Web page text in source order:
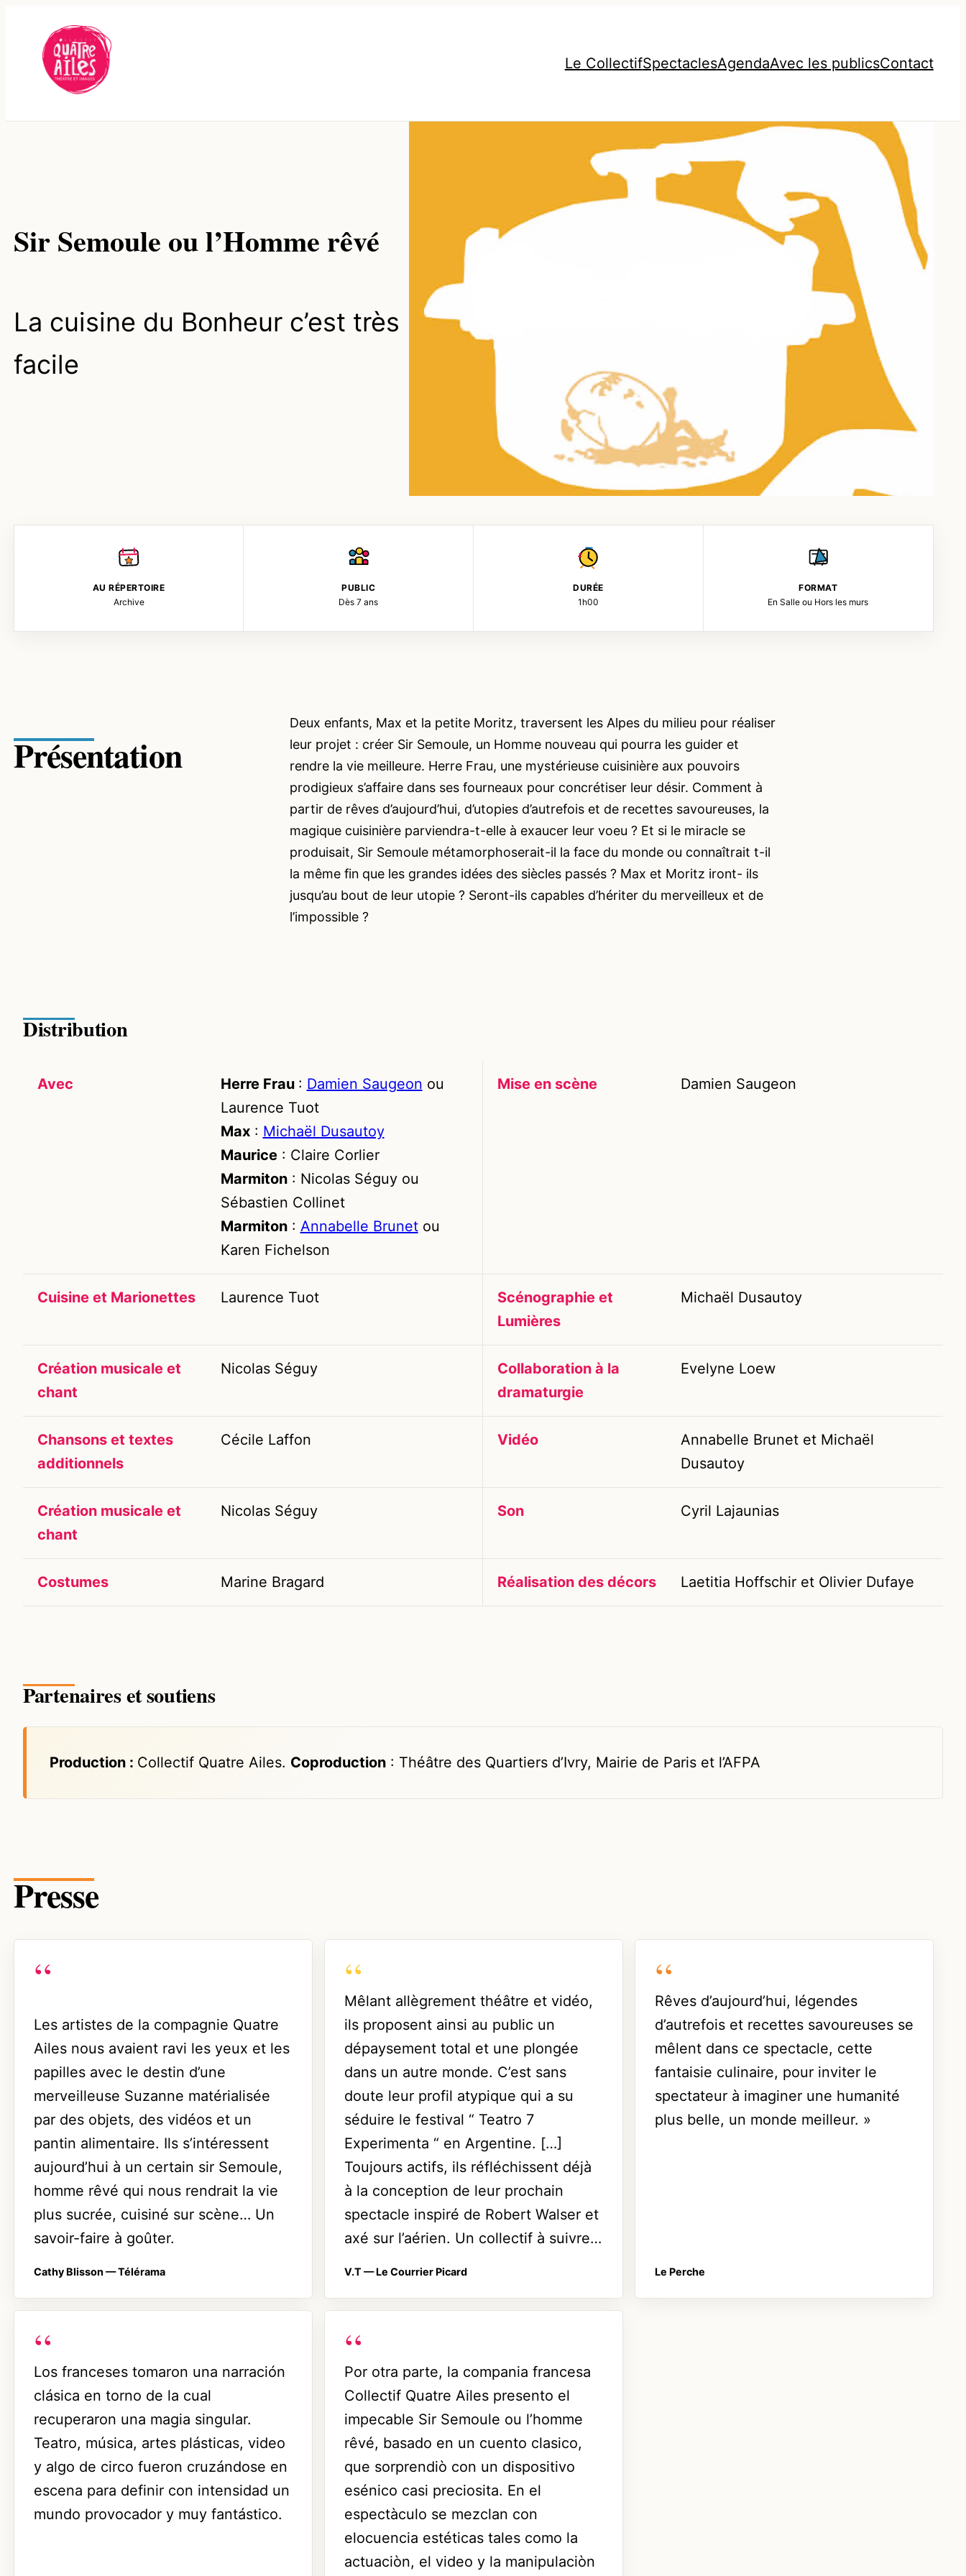
contenu
Le CollectifSpectaclesAgendaAvec les publicsContact
Sir Semoule ou l’Homme rêvé
La cuisine du Bonheur c’est très
facile
AU RÉPERTOIRE
Archive
PUBLIC
Dès 7 ans
DURÉE
1h00
FORMAT
En Salle ou Hors les murs
Présentation
Deux enfants, Max et la petite Moritz, traversent les Alpes du milieu pour réaliser
leur projet : créer Sir Semoule, un Homme nouveau qui pourra les guider et
rendre la vie meilleure. Herre Frau, une mystérieuse cuisinière aux pouvoirs
prodigieux s’affaire dans ses fourneaux pour concrétiser leur désir. Comment à
partir de rêves d’aujourd’hui, d’utopies d’autrefois et de recettes savoureuses, la
magique cuisinière parviendra-t-elle à exaucer leur voeu ? Et si le miracle se
produisait, Sir Semoule métamorphoserait-il la face du monde ou connaîtrait t-il
la même fin que les grandes idées des siècles passés ? Max et Moritz iront- ils
jusqu’au bout de leur utopie ? Seront-ils capables d’hériter du merveilleux et de
l’impossible ?
Distribution
Avec Herre Frau : Damien Saugeon ou
Laurence Tuot
Max: Michaël Dusautoy
Maurice: Claire Corlier
Marmiton: Nicolas Séguy ou
Sébastien Collinet
Marmiton: Annabelle Brunetou
Karen Fichelson
Mise en scène Damien Saugeon
Cuisine et Marionettes Laurence Tuot
Scénographie et
Lumières
Michaël Dusautoy
Création musicale et
chant
Nicolas Séguy
Collaboration à la
dramaturgie
Evelyne Loew
Chansons et textes
additionnels
Cécile Laffon Vidéo
Annabelle Brunet et Michaël
Dusautoy
Création musicale et
chant
Nicolas Séguy Son Cyril Lajaunias
Costumes Marine Bragard Réalisation des décors Laetitia Hoffschir et Olivier Dufaye
Partenaires et soutiens
Production : Collectif Quatre Ailes. Coproduction : Théâtre des Quartiers d’Ivry, Mairie de Paris et l’AFPA
Presse
Les artistes de la compagnie Quatre
Ailes nous avaient ravi les yeux et les
papilles avec le destin d’une
merveilleuse Suzanne matérialisée
par des objets, des vidéos et un
pantin alimentaire. Ils s’intéressent
aujourd’hui à un certain sir Semoule,
homme rêvé qui nous rendrait la vie
plus sucrée, cuisiné sur scène… Un
savoir-faire à goûter.
Cathy Blisson —Télérama
Mêlant allègrement théâtre et vidéo,
ils proposent ainsi au public un
dépaysement total et une plongée
dans un autre monde. C’est sans
doute leur profil atypique qui a su
séduire le festival “ Teatro 7
Experimenta “ en Argentine. […]
Toujours actifs, ils réfléchissent déjà
à la conception de leur prochain
spectacle inspiré de Robert Walser et
axé sur l’aérien. Un collectif à suivre…
V.T —Le Courrier Picard
Rêves d’aujourd’hui, légendes
d’autrefois et recettes savoureuses se
mêlent dans ce spectacle, cette
fantaisie culinaire, pour inviter le
spectateur à imaginer une humanité
plus belle, un monde meilleur. »
Le Perche
Los franceses tomaron una narración
clásica en torno de la cual
recuperaron una magia singular.
Teatro, música, artes plásticas, video
y algo de circo fueron cruzándose en
escena para definir con intensidad un
mundo provocador y muy fantástico.
Por otra parte, la compania francesa
Collectif Quatre Ailes presento el
impecable Sir Semoule ou l’homme
rêvé, basado en un cuento clasico,
que sorprendiò con un dispositivo
esénico casi preciosita. En el
espectàculo se mezclan con
elocuencia estéticas tales como la
actuaciòn, el video y la manipulaciòn